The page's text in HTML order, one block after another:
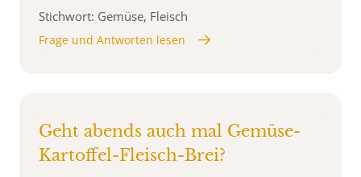
Stichwort: Gemüse, Fleisch
Frage und Antworten lesen
Geht abends auch mal Gemüse-
Kartoffel-Fleisch-Brei?